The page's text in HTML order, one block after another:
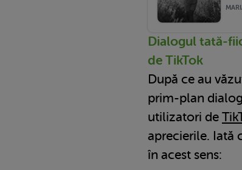
Dialogul tată-
de TikTok
După ce au
prim-plan
utilizatori de
aprecierile. Iată
în acest sens: